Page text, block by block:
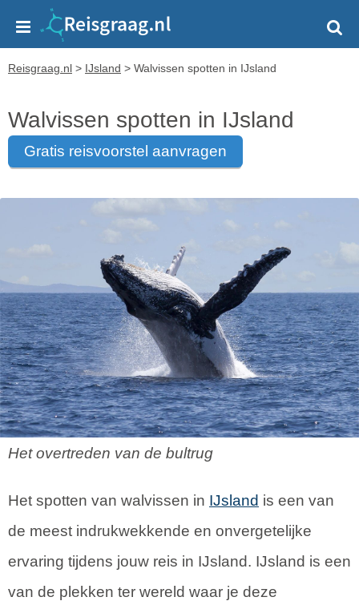
Reisgraag.nl > IJsland > Walvissen spotten in IJsland
Walvissen spotten in IJsland
gratis reisvoorstel aanvragen
Het overtreden van de bultrug
Het spotten van walvissen in IJsland is een van
de meest indrukwekkende en onvergetelijke
ervaring tijdens jouw reis in IJsland. IJsland is een
van de plekken ter wereld waar je deze